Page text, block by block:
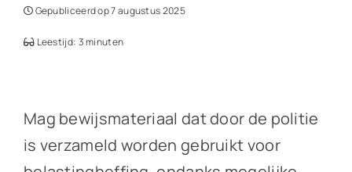
Gepubliceerd op 7 augustus 2025
Leestijd: 3 minuten
Mag bewijsmateriaal dat door de politie
is verzameld worden gebruikt voor